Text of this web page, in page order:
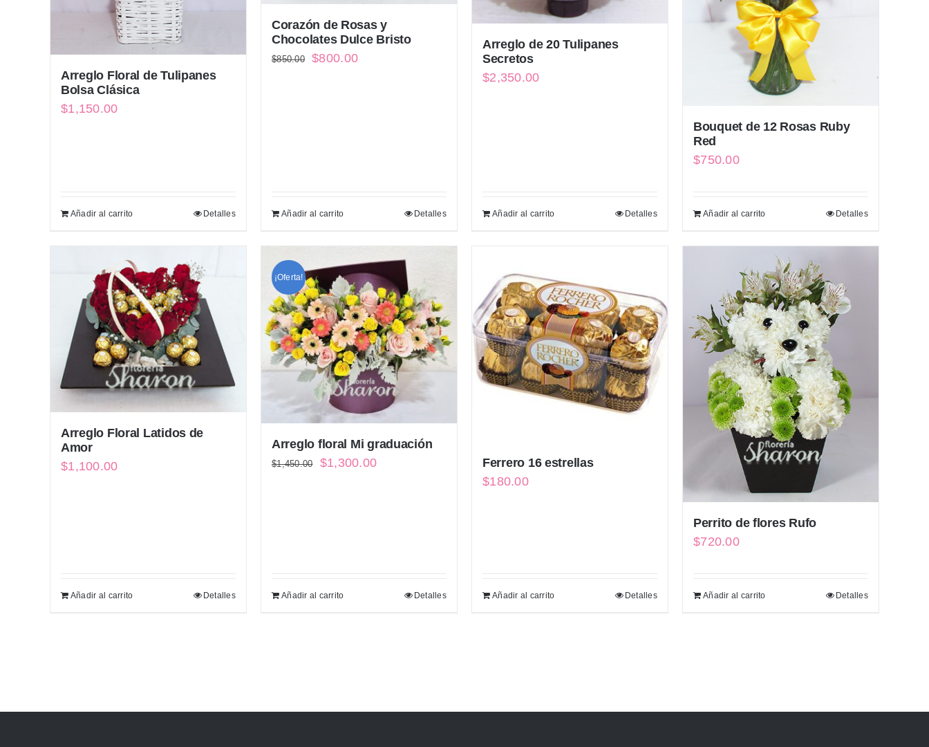
Arreglo Floral de Tulipanes
Bolsa Clásica
$1,150.00
Añadir al carrito Detalles
Corazón de Rosas y
Chocolates Dulce Bristo
$850.00
El
$800.00El
Añadir al carrito Detalles
Arreglo de 20 Tulipanes
Secretos
$2,350.00
Añadir al carrito Detalles
Bouquet de 12 Rosas Ruby
Red
$750.00
Añadir al carrito Detalles
Arreglo Floral Latidos de
Amor
$1,100.00
Añadir al carrito Detalles
¡Oferta!
Arreglo floral Mi graduación
$1,450.00
El
$1,300.00El
Añadir al carrito Detalles
Ferrero 16 estrellas
$180.00
Añadir al carrito Detalles
Perrito de flores Rufo
$720.00
Añadir al carrito Detalles